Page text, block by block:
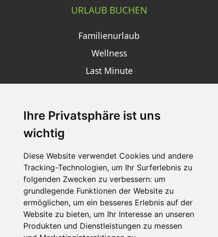
Ihre Privatsphäre ist uns
wichtig
Diese Website verwendet Cookies und andere
Tracking-Technologien, um Ihr Surferlebnis zu
folgenden Zwecken zu verbessern: um
grundlegende Funktionen der Website zu
ermöglichen, um ein besseres Erlebnis auf der
Website zu bieten, um Ihr Interesse an unseren
Produkten und Dienstleistungen zu messen
URLAUB BUCHEN
Familienurlaub
Wellness
Last Minute
SCHNEEHÖHEN SKI APP
Die Schneehoehen Ski APP für iOS und Android - Ein
Muss für alle Wintersportler und Schneefreaks!